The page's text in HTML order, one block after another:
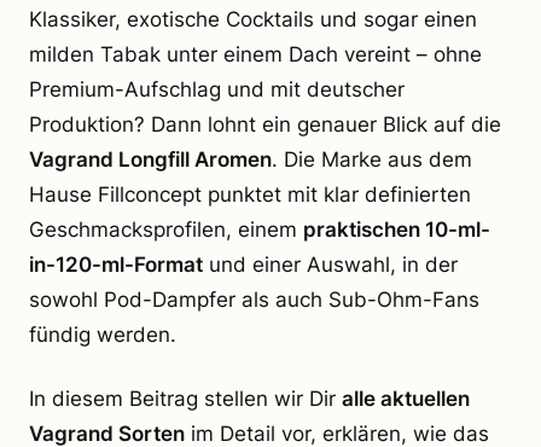
Klassiker, exotische Cocktails und sogar einen
milden Tabak unter einem Dach vereint – ohne
Premium-Aufschlag und mit deutscher
Produktion? Dann lohnt ein genauer Blick auf die
Vagrand Longfill Aromen. Die Marke aus dem
Hause Fillconcept punktet mit klar definierten
Geschmacksprofilen, einem praktischen 10-ml-
in-120-ml-Format und einer Auswahl, in der
sowohl Pod-Dampfer als auch Sub-Ohm-Fans
fündig werden.
In diesem Beitrag stellen wir Dir alle aktuellen
Vagrand Sorten im Detail vor, erklären, wie das